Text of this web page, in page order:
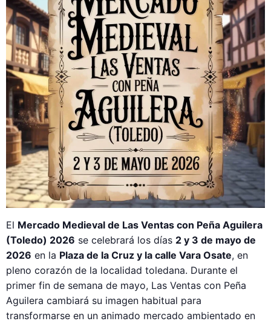
El Mercado Medieval de Las Ventas con Peña Aguilera
(Toledo) 2026 se celebrará los días 2 y 3 de mayo de
2026 en la Plaza de la Cruz y la calle Vara Osate, en
pleno corazón de la localidad toledana. Durante el
primer fin de semana de mayo, Las Ventas con Peña
Aguilera cambiará su imagen habitual para
transformarse en un animado mercado ambientado en